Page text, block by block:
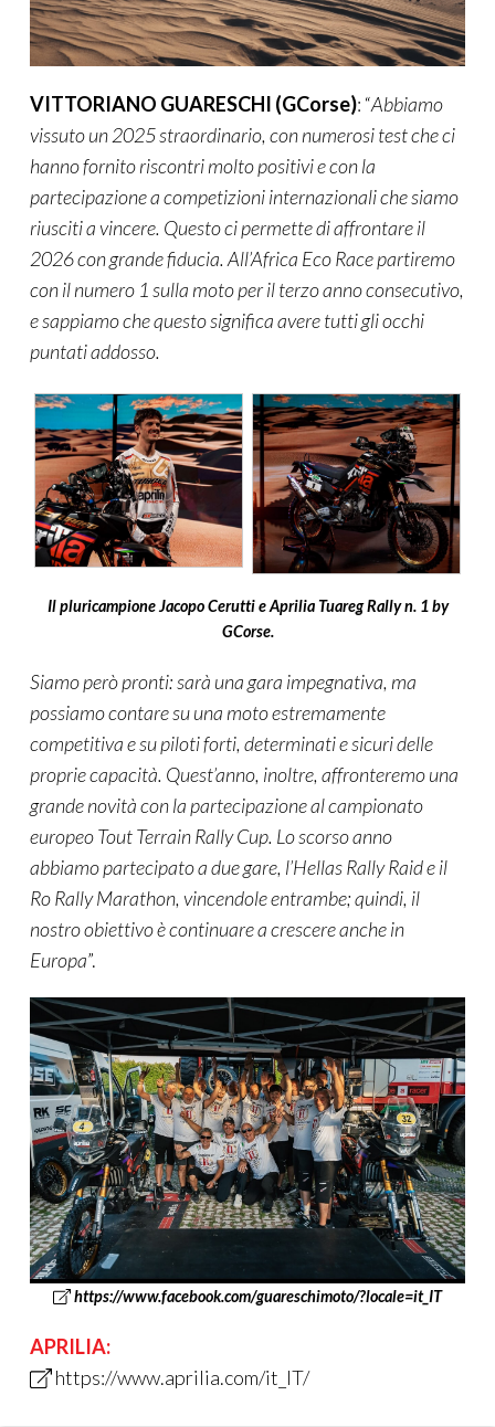
VITTORIANO GUARESCHI (GCorse): “Abbiamo
vissuto un 2025 straordinario, con numerosi test che ci
hanno fornito riscontri molto positivi e con la
partecipazione a competizioni internazionali che siamo
riusciti a vincere. Questo ci permette di affrontare il
2026 con grande fiducia. All’Africa Eco Race partiremo
con il numero 1 sulla moto per il terzo anno consecutivo,
e sappiamo che questo significa avere tutti gli occhi
puntati addosso.
Il pluricampione Jacopo Cerutti e Aprilia Tuareg Rally n. 1 by
GCorse.
Siamo però pronti: sarà una gara impegnativa, ma
possiamo contare su una moto estremamente
competitiva e su piloti forti, determinati e sicuri delle
proprie capacità. Quest’anno, inoltre, affronteremo una
grande novità con la partecipazione al campionato
europeo Tout Terrain Rally Cup. Lo scorso anno
abbiamo partecipato a due gare, l’Hellas Rally Raid e il
Ro Rally Marathon, vincendole entrambe; quindi, il
nostro obiettivo è continuare a crescere anche in
Europa”.
https://www.facebook.com/guareschimoto/?locale=it_IT
APRILIA:
https://www.aprilia.com/it_IT/